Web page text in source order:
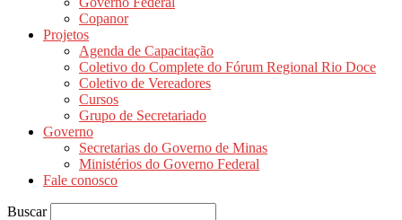
Copanor
Projetos
Agenda de Capacitação
Coletivo do Complete do Fórum Regional Rio Doce
Coletivo de Vereadores
Cursos
Grupo de Secretariado
Governo
Secretarias do Governo de Minas
Ministérios do Governo Federal
Fale conosco
Buscar